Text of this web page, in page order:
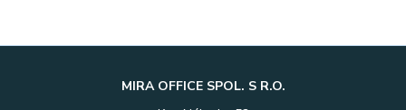
MIRA OFFICE SPOL. S R.O.